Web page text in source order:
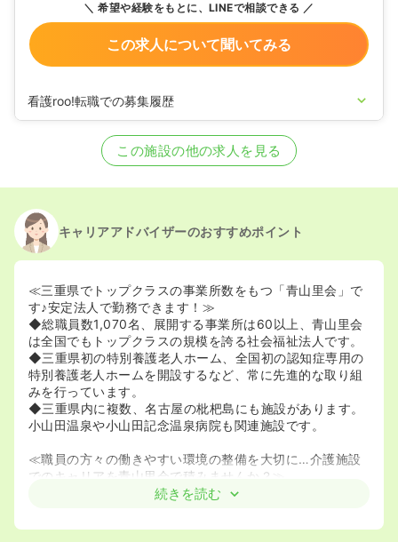
希望や経験をもとに、LINEで相談できる
この求人について聞いてみる
看護roo!転職での募集履歴
この施設の他の求人を見る
キャリアアドバイザーのおすすめポイント
≪三重県でトップクラスの事業所数をもつ「青山里会」で
す♪安定法人で勤務できます！≫
◆総職員数1,070名、展開する事業所は60以上、青山里会
は全国でもトップクラスの規模を誇る社会福祉法人です。
◆三重県初の特別養護老人ホーム、全国初の認知症専用の
特別養護老人ホームを開設するなど、常に先進的な取り組
みを行っています。
◆三重県内に複数、名古屋の枇杷島にも施設があります。
小山田温泉や小山田記念温泉病院も関連施設です。
≪職員の方々の働きやすい環境の整備を大切に…介護施設
でのキャリアを青山里会で積みませんか？≫
◆介護施設での勤務が初めてという方も歓迎！
方がいらっしゃいます。ぜひご相談ください。
続きを読む